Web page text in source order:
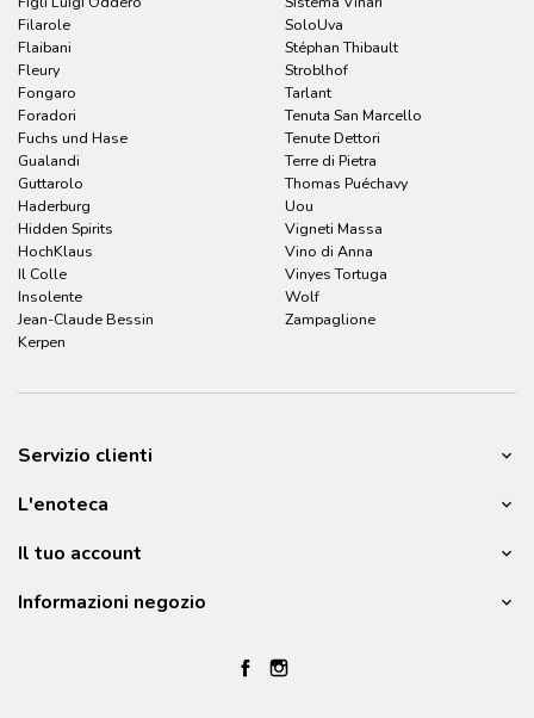
Filarole
Flaibani
Fleury
Fongaro
Foradori
Fuchs und Hase
Gualandi
Guttarolo
Haderburg
Hidden Spirits
HochKlaus
Il Colle
Insolente
Jean-Claude Bessin
Kerpen
SoloUva
Stéphan Thibault
Stroblhof
Tarlant
Tenuta San Marcello
Tenute Dettori
Terre di Pietra
Thomas Puéchavy
Uou
Vigneti Massa
Vino di Anna
Vinyes Tortuga
Wolf
Zampaglione
Servizio clienti
L'enoteca
Il tuo account
Informazioni negozio